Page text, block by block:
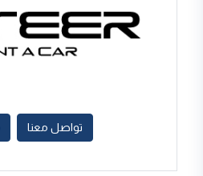
تواصل معنا